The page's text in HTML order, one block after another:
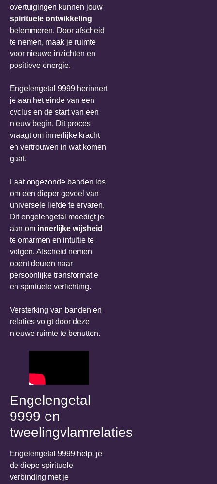
overtuigingen kunnen jouw
spirituele ontwikkeling
belemmeren. Door afscheid
te nemen, maak je ruimte
voor nieuwe inzichten en
positieve energie.
Engelengetal 9999 herinnert
je aan het einde van een
cyclus en de start van een
nieuw begin. Dit proces
vraagt om innerlijke kracht
en vertrouwen in wat komen
gaat.
Laat ongezonde banden los
om een dieper gevoel van
universele liefde te ervaren.
Dit engelengetal moedigt je
aan om innerlijke wijsheid
te omarmen en intuïtie te
volgen. Afscheid nemen
opent deuren naar
persoonlijke transformatie
en spirituele verlichting.
Versterking van banden en
relaties volgt door deze
nieuwe ruimte te benutten.
Engelengetal
9999 en
tweelingvlamrelaties
Engelengetal 9999 helpt je
de diepe spirituele
verbinding met je